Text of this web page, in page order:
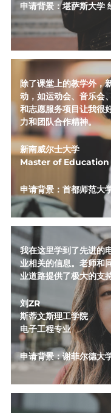
申请背景：堪萨斯大学
除了课堂上的教学外，
动，如运动会、音乐会
和志愿服务项目让我很
力和团队合作精神。
新南威尔士大学
Master of Education
申请背景：首都师范大
我在这里学到了先进的
业相关的信息。老师和
业道路提供了极大的支持
刘ZR
斯蒂文斯理工学院
电子工程专业
申请背景：谢菲尔德大